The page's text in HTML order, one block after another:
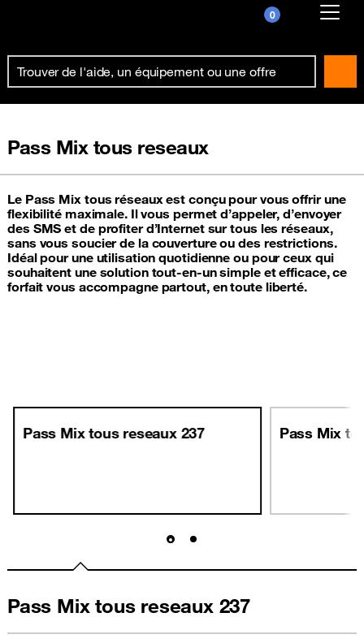
0
Already customer ?
Pass Mix tous reseaux
Le Pass Mix tous réseaux est conçu pour vous offrir une
flexibilité maximale. Il vous permet d’appeler, d’envoyer
des SMS et de profiter d’Internet sur tous les réseaux,
sans vous soucier de la couverture ou des restrictions.
Idéal pour une utilisation quotidienne ou pour ceux qui
souhaitent une solution tout-en-un simple et efficace, ce
forfait vous accompagne partout, en toute liberté.
Pass Mix tous reseaux 237 Pass Mix
Pass Mix tous reseaux 237